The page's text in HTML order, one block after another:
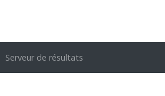
Serveur de résultats